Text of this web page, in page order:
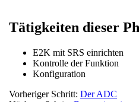
Tätigkeiten dieser
E2K mit SRS einrichten
Kontrolle der Funktion
Konfiguration
Vorheriger Schritt: Der ADC